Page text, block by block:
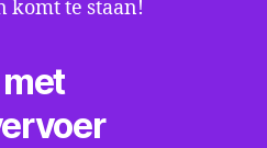
komt te staan!